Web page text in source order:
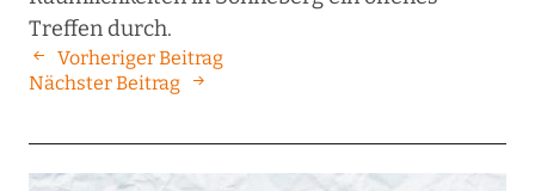
Treffen durch.
Vorheriger Beitrag
Nächster Beitrag